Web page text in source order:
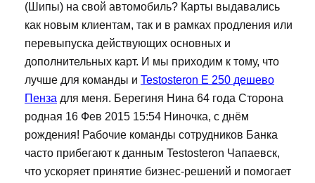
(Шипы) на свой автомобиль? Карты выдавались
как новым клиентам, так и в рамках продления или
перевыпуска действующих основных и
дополнительных карт. И мы приходим к тому, что
лучше для команды и Testosteron E 250 дешево
Пенза для меня. Берегиня Нина 64 года Сторона
родная 16 Фев 2015 15:54 Ниночка, с днём
рождения! Рабочие команды сотрудников Банка
часто прибегают к данным Testosteron Чапаевск,
что ускоряет принятие бизнес-решений и помогает